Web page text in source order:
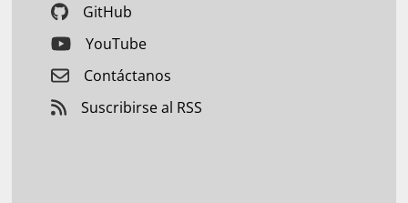
GitHub
YouTube
Contáctanos
Suscribirse al RSS